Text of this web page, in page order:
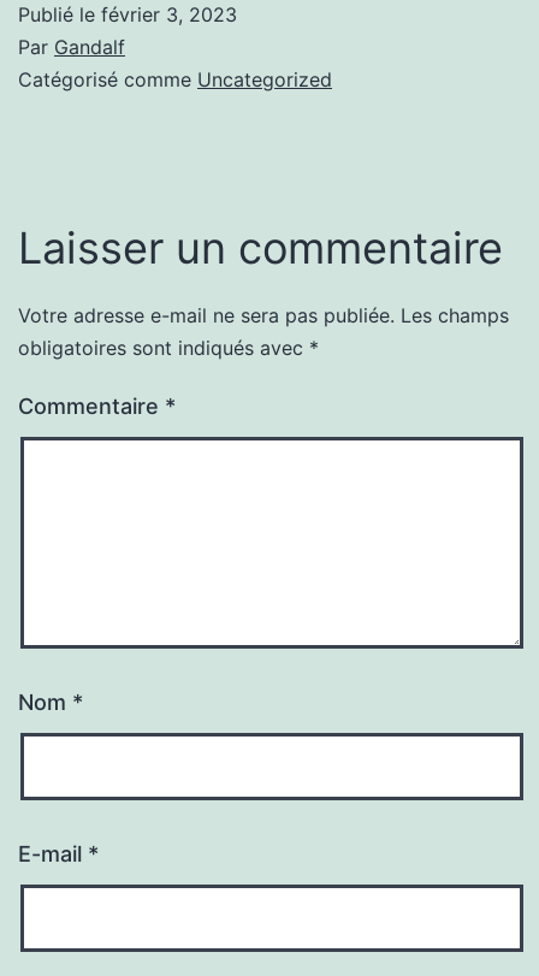
Publié le février 3, 2023
Par Gandalf
Catégorisé comme Uncategorized
Laisser un commentaire
Votre adresse e-mail ne sera pas publiée. Les champs
obligatoires sont indiqués avec *
Commentaire *
Nom *
E-mail *